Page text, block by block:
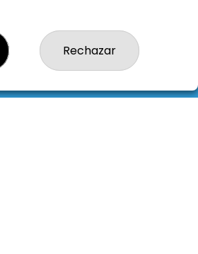
Rechazar